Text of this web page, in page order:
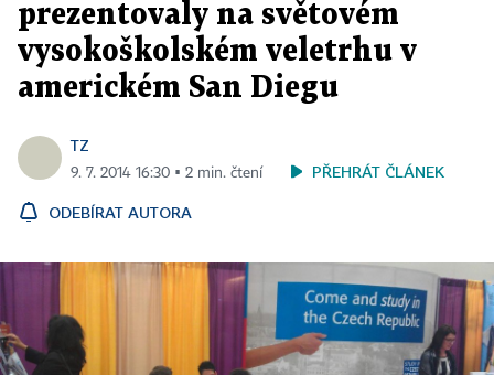
prezentovaly na světovém
vysokoškolském veletrhu v
americkém San Diegu
TZ
9. 7. 2014 16:30 ▪ 2 min. čtení PŘEHRÁT ČLÁNEK
ODEBÍRAT AUTORA